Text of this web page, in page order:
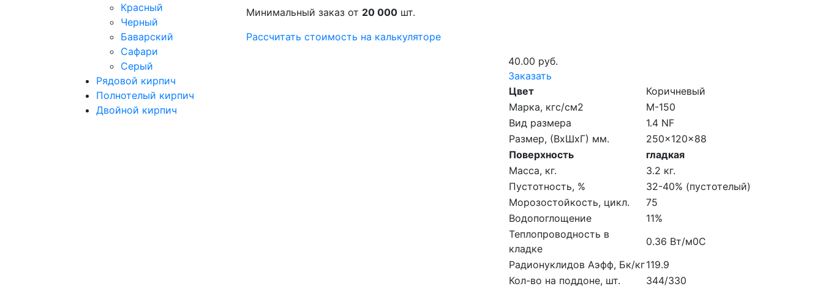
Красный
Черный
Баварский
Сафари
Серый
Рядовой кирпич
Полнотелый кирпич
Двойной кирпич
Минимальный заказ от 20 000 шт.
Рассчитать стоимость на калькуляторе
40.00 руб.
Заказать
Цвет
Коричневый
Марка, кгс/см2
M-150
Вид размера
1.4 NF
Размер, (ВхШхГ) мм.
250x120x88
Поверхность
гладкая
Масса, кг.
3.2 кг.
Пустотность, %
32-40% (пустотелый)
Морозостойкость, цикл.
75
Водопоглощение
11%
Теплопроводность в
кладке
0.36 Вт/м0С
Радионуклидов Аэфф, Бк/кг119.9
Кол-во на поддоне, шт.
344/330